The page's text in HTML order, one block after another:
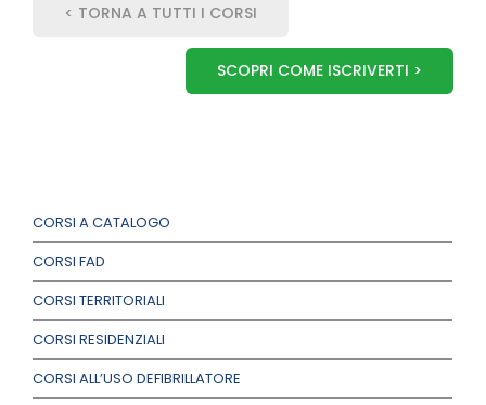
CORSI A CATALOGO
CORSI FAD
CORSI TERRITORIALI
CORSI RESIDENZIALI
CORSI ALL’USO DEFIBRILLATORE
< TORNA A TUTTI I CORSI
SCOPRI COME ISCRIVERTI >